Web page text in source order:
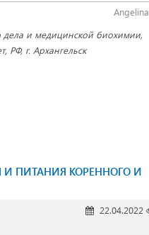
дела и медицинской биохимии,
РФ, г. Архангельск
И ПИТАНИЯ КОРЕННОГО И
22.04.2022